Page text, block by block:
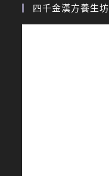
四千金漢方養生坊